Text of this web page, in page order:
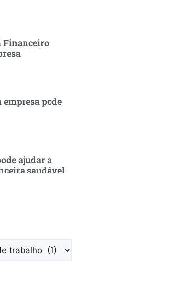
Financeiro
empresa pode
ajudar a
saudável